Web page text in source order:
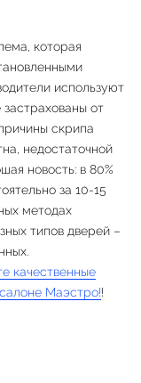
которая
используют
от
скрипа
недостаточной
новость: в 80%
за 10-15
методах
типов дверей –
качественные
Маэстро!!